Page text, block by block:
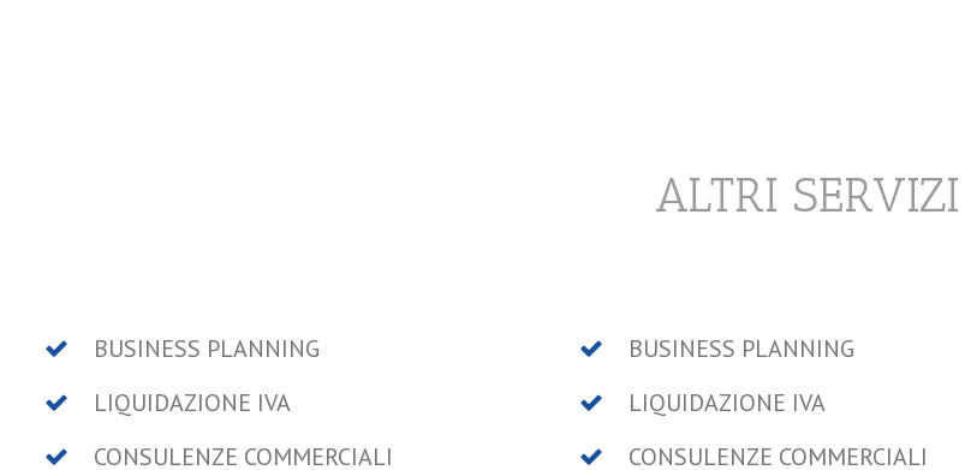
ALTRI SERVIZI
BUSINESS PLANNING
LIQUIDAZIONE IVA
CONSULENZE COMMERCIALI
BUSINESS PLANNING
LIQUIDAZIONE IVA
CONSULENZE COMMERCIALI